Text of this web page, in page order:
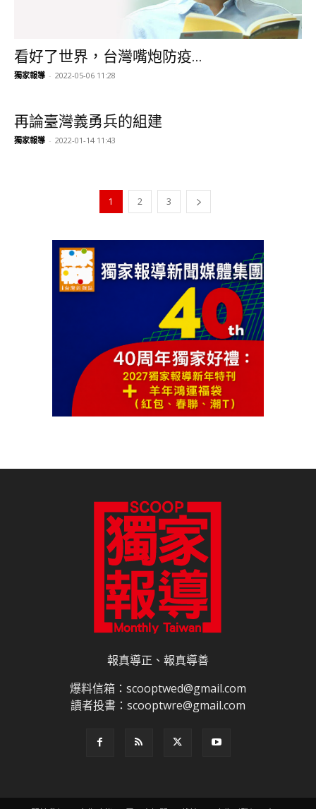
看好了世界，台灣嘴炮防疫...
獨家報導 - 2022-05-06 11:28
再論臺灣義勇兵的組建
獨家報導 - 2022-01-14 11:43
1 2 3
報真導正、報真導善
爆料信箱：scooptwed@gmail.com
讀者投書：scooptwre@gmail.com